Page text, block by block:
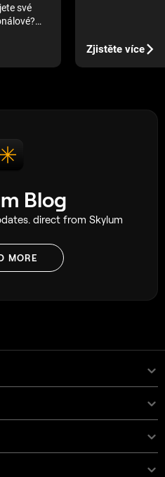
své
Zjistěte více
Blog
direct from Skylum
MORE